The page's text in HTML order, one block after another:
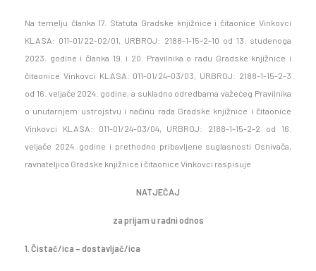
Na temelju članka 17. Statuta Gradske knjižnice i čitaonice Vinkovci
KLASA: 011-01/22-02/01, URBROJ: 2188-1-15-2-10 od 13. studenoga
2023. godine i članka 19. i 20. Pravilnika o radu Gradske knjižnice i
čitaonice Vinkovci KLASA: 011-01/24-03/03, URBROJ: 2188-1-15-2-3
od 16. veljače 2024. godine, a sukladno odredbama važećeg Pravilnika
o unutarnjem ustrojstvu i načinu rada Gradske knjižnice i čitaonice
Vinkovci KLASA: 011-01/24-03/04, URBROJ: 2188-1-15-2-2 od 16.
veljače 2024. godine i prethodno pribavljene suglasnosti Osnivača,
ravnateljica Gradske knjižnice i čitaonice Vinkovci raspisuje
NATJEČAJ
za prijam u radni odnos
1. Čistač/ica – dostavljač/ica